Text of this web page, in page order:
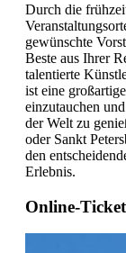
Durch die
gewünschte
Beste aus Ihrer
talentierte
ist eine
einzutauchen
der Welt zu
oder Sankt
den
Erlebnis.
Online-